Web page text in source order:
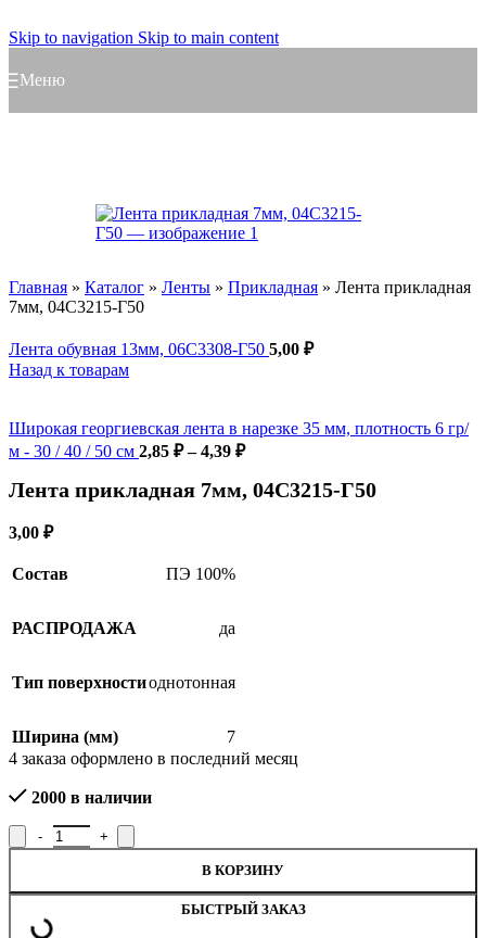
Skip to navigation Skip to main content
Меню
Главная » Каталог » Ленты » Прикладная » Лента прикладная
7мм, 04С3215-Г50
Лента обувная 13мм, 06С3308-Г50 5,00 ₽
Назад к товарам
Широкая георгиевская лента в нарезке 35 мм, плотность 6 гр/
м - 30 / 40 / 50 см 2,85 ₽ – 4,39 ₽
Лента прикладная 7мм, 04С3215-Г50
3,00 ₽
Состав ПЭ 100%
РАСПРОДАЖА да
Тип поверхностиоднотонная
Ширина (мм)
7
4 заказа оформлено в последний месяц
2000 в наличии
В КОРЗИНУ
БЫСТРЫЙ ЗАКАЗ